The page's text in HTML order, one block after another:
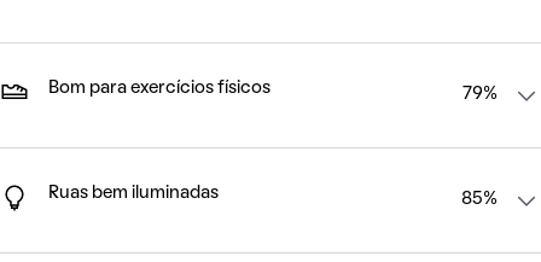
Bom para exercícios físicos 79%
Ruas bem iluminadas 85%